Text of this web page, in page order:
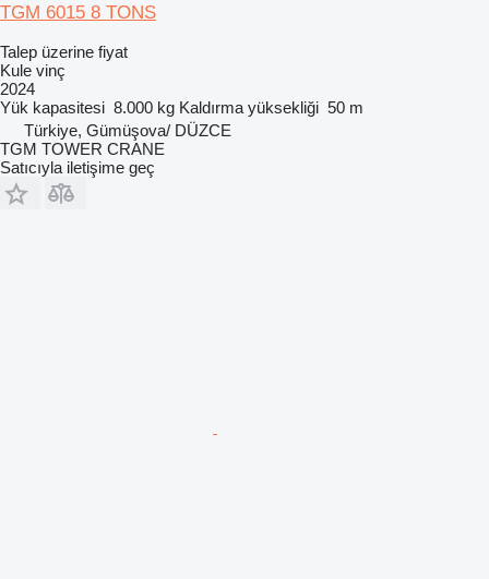
TGM 6015 8 TONS
Talep üzerine fiyat
Kule vinç
2024
Yük kapasitesi 8.000 kg Kaldırma yüksekliği 50 m
Türkiye, Gümüşova/ DÜZCE
TGM TOWER CRANE
Satıcıyla iletişime geç